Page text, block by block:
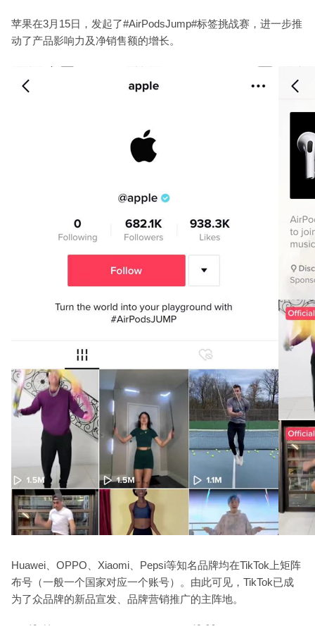
苹果在3月15日，发起了#AirPodsJump#标签挑战赛，进一步推
动了产品影响力及净销售额的增长。
Huawei、OPPO、Xiaomi、Pepsi等知名品牌均在TikTok上矩阵
布号（一般一个国家对应一个账号）。由此可见，TikTok已成
为了众品牌的新品宣发、品牌营销推广的主阵地。